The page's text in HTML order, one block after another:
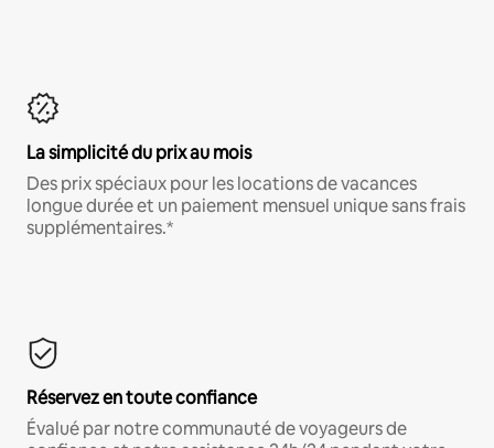
La simplicité du prix au mois
Des prix spéciaux pour les locations de vacances
longue durée et un paiement mensuel unique sans frais
supplémentaires.*
Réservez en toute confiance
Évalué par notre communauté de voyageurs de